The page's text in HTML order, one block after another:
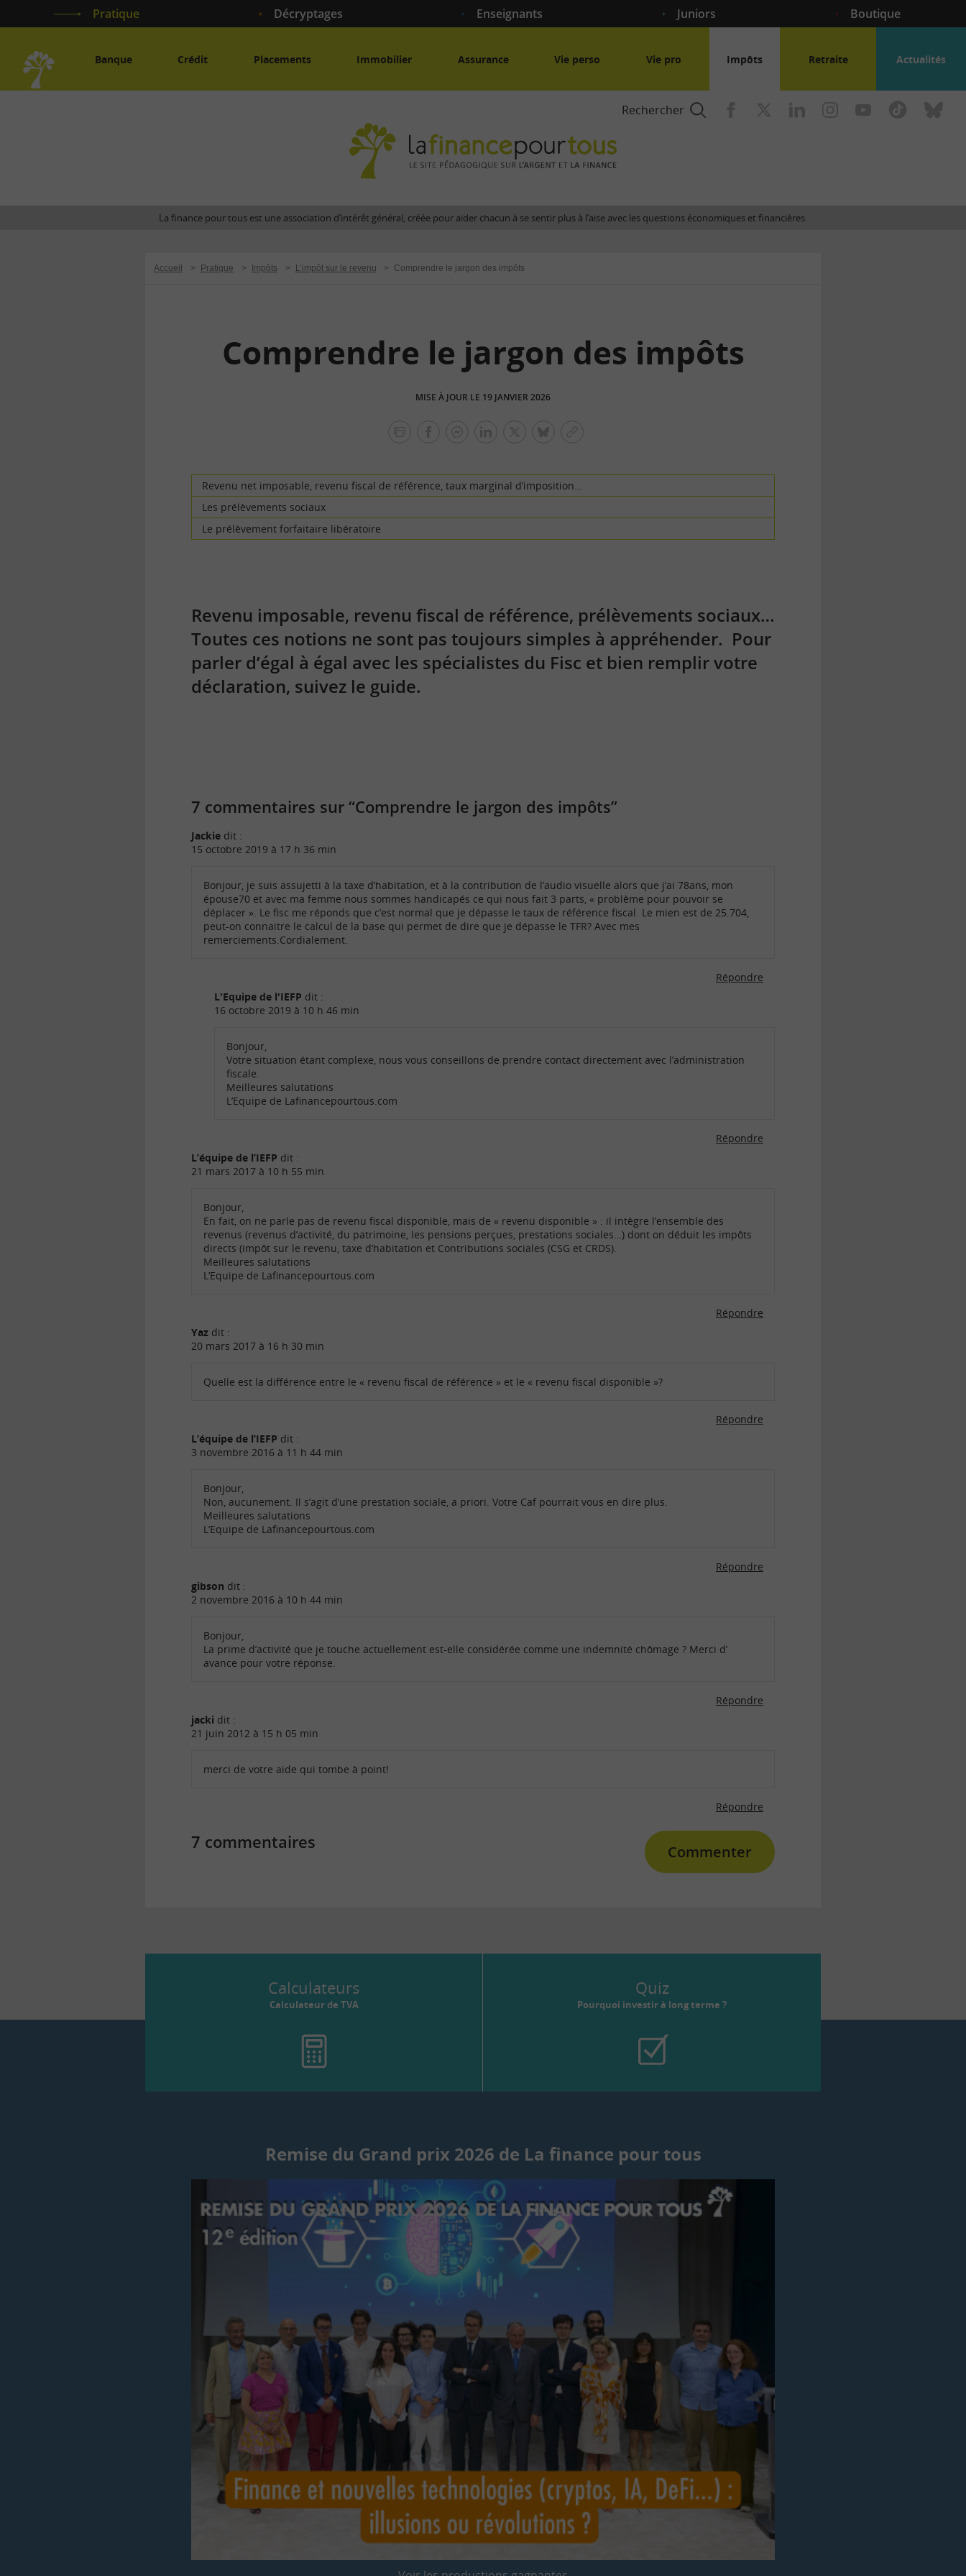
Pratique Décryptages Enseignants Juniors Boutique
Banque Crédit Placements Immobilier Assurance Vie perso Vie pro Impôts Retraite Actualités
Rechercher
finance
site
La finance pour tous est une association d’intérêt général, créée pour aider chacun à se sentir plus à l’aise avec les questions économiques et financières.
Accueil > Pratique > Impôts > L’impôt sur le revenu > Comprendre le jargon des impôts
Comprendre le jargon des impôts
MISE À JOUR LE 19 JANVIER 2026
lien
Revenu net imposable, revenu fiscal de référence, taux marginal d’imposition…
Les prélèvements sociaux
Le prélèvement forfaitaire libératoire
Revenu imposable, revenu fiscal de référence, prélèvements sociaux…
Toutes ces notions ne sont pas toujours simples à appréhender. Pour
parler d’égal à égal avec les spécialistes du Fisc et bien remplir votre
déclaration, suivez le guide.
7 commentaires sur “Comprendre le jargon des impôts”
Jackie dit :
15 octobre 2019 à 17 h 36 min
Bonjour, je suis assujetti à la taxe d’habitation, et à la contribution de l’audio visuelle alors que j’ai 78ans, mon
épouse70 et avec ma femme nous sommes handicapés ce qui nous fait 3 parts, « problème pour pouvoir se
déplacer ». Le fisc me réponds que c’est normal que je dépasse le taux de référence fiscal. Le mien est de 25.704,
peut-on connaitre le calcul de la base qui permet de dire que je dépasse le TFR? Avec mes
remerciements.Cordialement.
Répondre
L'Equipe de l'IEFP dit :
16 octobre 2019 à 10 h 46 min
Bonjour,
Votre situation étant complexe, nous vous conseillons de prendre contact directement avec l’administration
fiscale.
Meilleures salutations
L’Equipe de Lafinancepourtous.com
Répondre
L’équipe de l’IEFP dit :
21 mars 2017 à 10 h 55 min
Bonjour,
En fait, on ne parle pas de revenu fiscal disponible, mais de « revenu disponible » : il intègre l’ensemble des
revenus (revenus d’activité, du patrimoine, les pensions perçues, prestations sociales…) dont on déduit les impôts
directs (impôt sur le revenu, taxe d’habitation et Contributions sociales (CSG et CRDS).
Meilleures salutations
L’Equipe de Lafinancepourtous.com
Répondre
Yaz dit :
20 mars 2017 à 16 h 30 min
Quelle est la différence entre le « revenu fiscal de référence » et le « revenu fiscal disponible »?
Répondre
L’équipe de l’IEFP dit :
3 novembre 2016 à 11 h 44 min
Bonjour,
Non, aucunement. Il s’agit d’une prestation sociale, a priori. Votre Caf pourrait vous en dire plus.
Meilleures salutations
L’Equipe de Lafinancepourtous.com
Répondre
gibson dit :
2 novembre 2016 à 10 h 44 min
Bonjour,
La prime d’activité que je touche actuellement est-elle considérée comme une indemnité chômage ? Merci d’
avance pour votre réponse.
Répondre
jacki dit :
21 juin 2012 à 15 h 05 min
merci de votre aide qui tombe à point!
Répondre
7 commentaires Commenter
Calculateurs
Calculateur de TVA
Quiz
Pourquoi investir à long terme ?
Remise du Grand prix 2026 de La finance pour tous